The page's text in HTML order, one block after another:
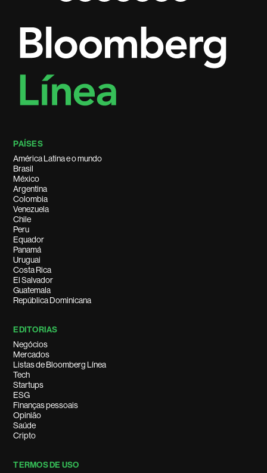
PAÍSES
América Latina e o mundo
Brasil
México
Argentina
Colombia
Venezuela
Chile
Peru
Equador
Panamá
Uruguai
Costa Rica
El Salvador
Guatemala
República Dominicana
EDITORIAS
Negócios
Mercados
Listas de Bloomberg Línea
Tech
Startups
ESG
Finanças pessoais
Opinião
Saúde
Cripto
TERMOS DE USO